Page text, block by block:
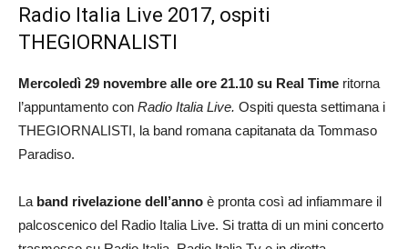
Radio Italia Live 2017, ospiti
THEGIORNALISTI
Mercoledì 29 novembre alle ore 21.10 su Real Time ritorna
l’appuntamento con Radio Italia Live. Ospiti questa settimana i
THEGIORNALISTI, la band romana capitanata da Tommaso
Paradiso.
La band rivelazione dell’anno è pronta così ad infiammare il
palcoscenico del Radio Italia Live. Si tratta di un mini concerto